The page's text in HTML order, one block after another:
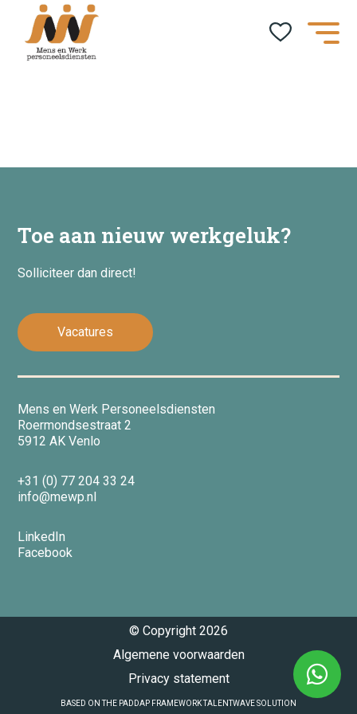
Social Return
Nieuws
Contact
Vacatures
Toe aan nieuw werkgeluk?
Solliciteer dan direct!
Vacatures
Mens en Werk Personeelsdiensten
Roermondsestraat 2
5912 AK Venlo
+31 (0) 77 204 33 24
info@mewp.nl
LinkedIn
Facebook
© Copyright 2026
Algemene voorwaarden
Privacy statement
BASED ON THE PADDAP FRAMEWORK TALENTWAVE SOLUTION